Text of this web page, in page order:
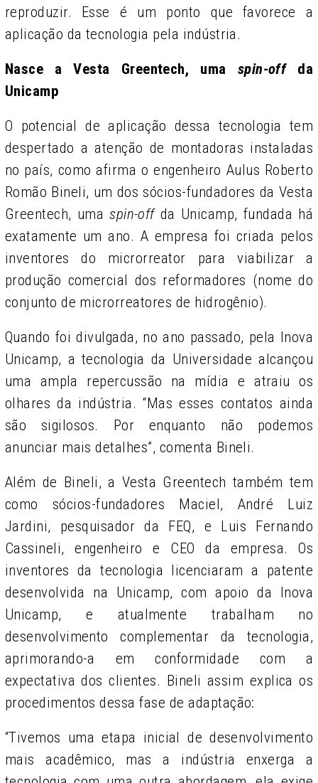
reproduzir. Esse é um ponto que favorece a
aplicação da tecnologia pela indústria.
Nasce a Vesta Greentech, uma spin-offda
Unicamp
O potencial de aplicação dessa tecnologia tem
despertado a atenção de montadoras instaladas
no país, como afirma o engenheiro Aulus Roberto
Romão Bineli, um dos sócios-fundadores da Vesta
Greentech, umaspin-offda Unicamp, fundada há
exatamente um ano. A empresa foi criada pelos
inventores do microrreator para viabilizar a
produção comercial dos reformadores (nome do
conjunto de microrreatores de hidrogênio).
Quando foi divulgada, no ano passado, pela Inova
Unicamp, a tecnologia da Universidade alcançou
uma ampla repercussão na mídia e atraiu os
olhares da indústria. “Mas esses contatos ainda
são sigilosos. Por enquanto não podemos
anunciar mais detalhes”, comenta Bineli.
Além de Bineli, a Vesta Greentech também tem
como sócios-fundadores Maciel, André Luiz
Jardini, pesquisador da FEQ, e Luis Fernando
Cassineli, engenheiro e CEO da empresa. Os
inventores da tecnologia licenciaram a patente
desenvolvida na Unicamp, com apoio da Inova
Unicamp, e atualmente trabalham no
desenvolvimento complementar da tecnologia,
aprimorando-a em conformidade com a
expectativa dos clientes. Bineli assim explica os
procedimentos dessa fase de adaptação:
“Tivemos uma etapa inicial de desenvolvimento
mais acadêmico, mas a indústria enxerga a